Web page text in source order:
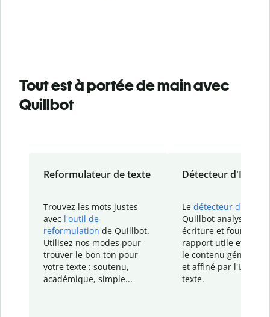
Tout est à portée de main avec
Quillbot
Reformulateur de texte
Trouvez les mots justes
avec l'outil de
reformulation de Quillbot.
Utilisez nos modes pour
trouver le bon ton pour
votre texte : soutenu,
académique, simple...
Détecteur d'IA
Le détecteur d'IA
Quillbot analyse votre
écriture et fournit un
rapport utile et
le contenu généré
et affiné par l'IA
texte.